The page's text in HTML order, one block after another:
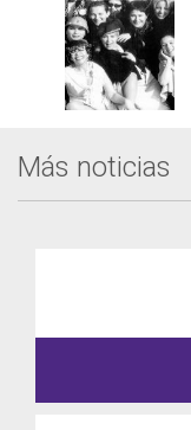
Más noticias